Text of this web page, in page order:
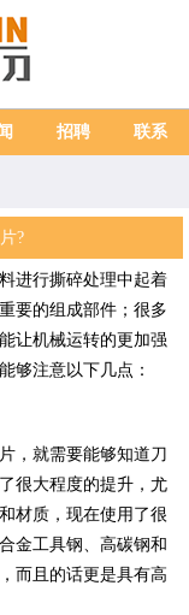
招聘 联系
?
进行撕碎处理中起着
要的组成部件；很多
让机械运转的更加强
够注意以下几点：
就需要能够知道刀
很大程度的提升，尤
材质，现在使用了很
金工具钢、高碳钢和
而且的话更是具有高